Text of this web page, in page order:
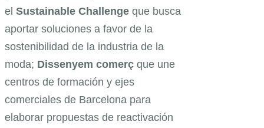
el Sustainable Challenge que busca
aportar soluciones a favor de la
sostenibilidad de la industria de la
moda; Dissenyem comerç que une
centros de formación y ejes
comerciales de Barcelona para
elaborar propuestas de reactivación